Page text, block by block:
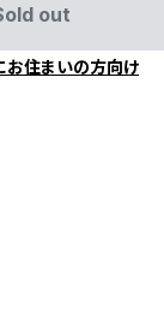
out
お住まいの方向け